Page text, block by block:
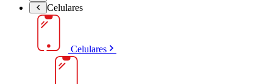
Celulares
Celulares